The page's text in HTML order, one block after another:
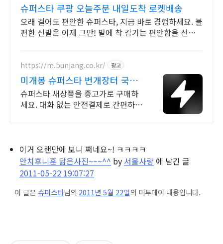
슈퍼스타 쿠팡 오늘주문 내일도착 로켓배송
오래 걸어도 편안한 슈퍼스타, 지금 바로 경험하세요. 불
편한 신발은 이제 그만! 발에 착 감기는 편안함을 선물
https://m.bunjang.co.kr/ 광고
미개봉 슈퍼스타 번개장터 국내
최대 브랜드 중고거래
슈퍼스타 새상품을 중고가로 구매하
세요. 대화 없는 안전결제로 간편하
이거 오랜만에 보니 쩌네요~! ㅋㅋㅋㅋ
안치후니훈 닮은사진~~~^^ by 서울사랑 에 남긴 글
2011-05-22 19:07:27
이 글은 슈퍼스타님의 2011년 5월 22일의 미투데이 내용입니다.